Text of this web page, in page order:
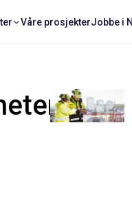
Våre prosjekterJobbe i